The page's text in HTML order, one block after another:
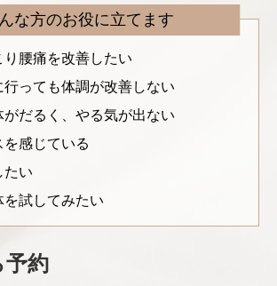
な方のお役に立てます
腰痛を改善したい
行っても体調が改善しない
がだるく、やる気が出ない
感じている
たい
試してみたい
予約